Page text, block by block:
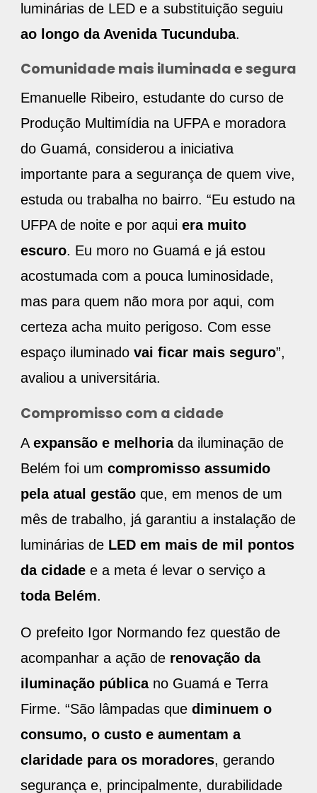
luminárias de LED e a substituição seguiu
ao longo da Avenida Tucunduba.
Comunidade mais iluminada e segura
Emanuelle Ribeiro, estudante do curso de
Produção Multimídia na UFPA e moradora
do Guamá, considerou a iniciativa
importante para a segurança de quem vive,
estuda ou trabalha no bairro. “Eu estudo na
UFPA de noite e por aqui era muito
escuro. Eu moro no Guamá e já estou
acostumada com a pouca luminosidade,
mas para quem não mora por aqui, com
certeza acha muito perigoso. Com esse
espaço iluminado vai ficar mais seguro”,
avaliou a universitária.
Compromisso com a cidade
A expansão e melhoria da iluminação de
Belém foi um compromisso assumido
pela atual gestão que, em menos de um
mês de trabalho, já garantiu a instalação de
luminárias de LED em mais de mil pontos
da cidade e a meta é levar o serviço a
toda Belém.
O prefeito Igor Normando fez questão de
acompanhar a ação de renovação da
iluminação pública no Guamá e Terra
Firme. “São lâmpadas que diminuem o
consumo, o custo e aumentam a
claridade para os moradores, gerando
segurança e, principalmente, durabilidade